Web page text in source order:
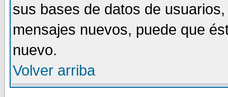
sus bases de datos de
mensajes nuevos, puede que
nuevo.
Volver arriba